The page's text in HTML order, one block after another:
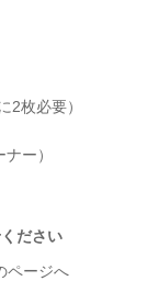
2枚必要）
ー）
ださい
ページへ